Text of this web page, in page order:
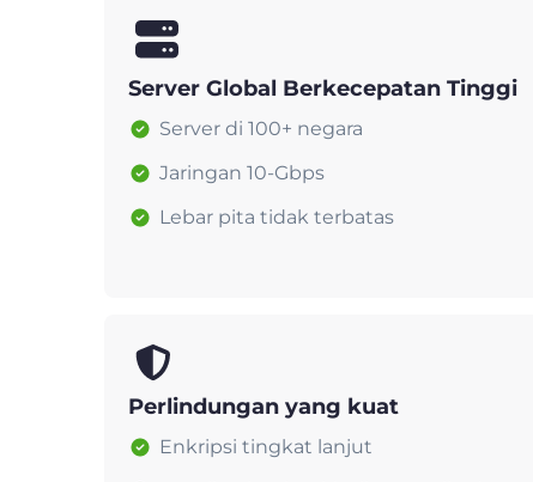
Server Global Berkecepatan Tinggi
Server di 100+ negara
Jaringan 10-Gbps
Lebar pita tidak terbatas
Perlindungan yang kuat
Enkripsi tingkat lanjut